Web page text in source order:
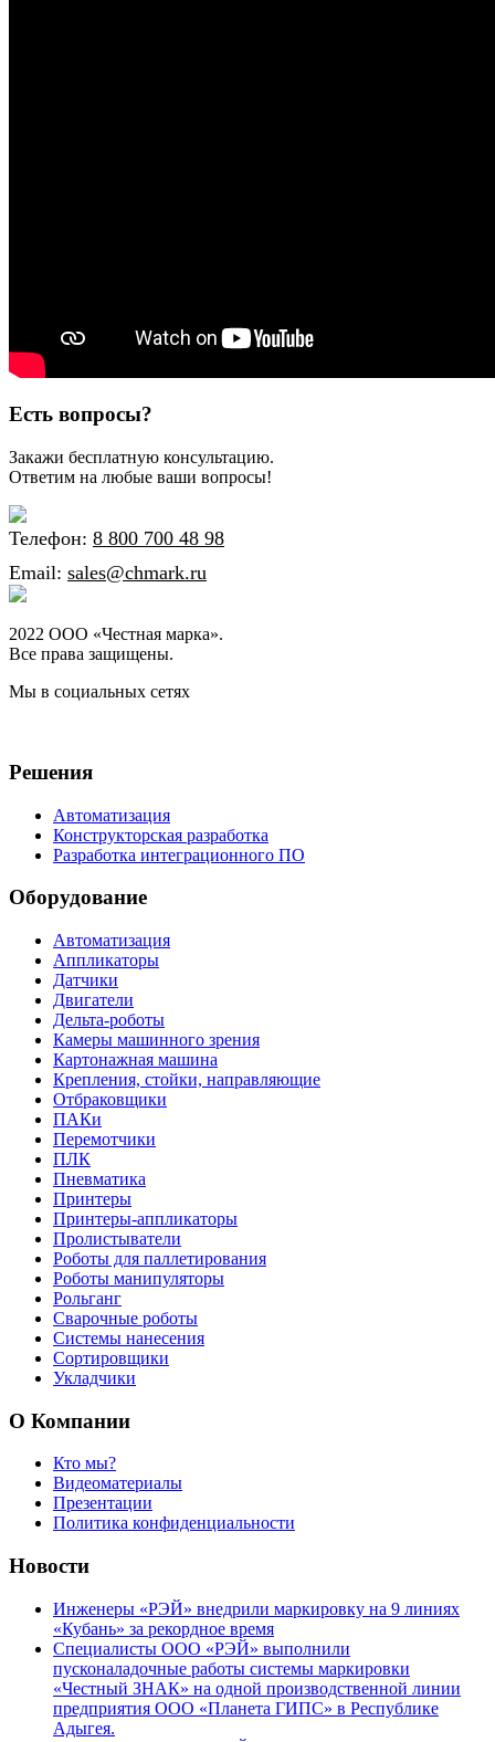
Есть вопросы?
Закажи бесплатную консультацию.
Ответим на любые ваши вопросы!
Телефон: 8 800 700 48 98
Email: sales@chmark.ru
2022 ООО «Честная марка».
Все права защищены.
Мы в социальных сетях
Решения
Автоматизация
Конструкторская разработка
Разработка интеграционного ПО
Оборудование
Автоматизация
Аппликаторы
Датчики
Двигатели
Дельта-роботы
Камеры машинного зрения
Картонажная машина
Крепления, стойки, направляющие
Отбраковщики
ПАКи
Перемотчики
ПЛК
Пневматика
Принтеры
Принтеры-аппликаторы
Пролистыватели
Роботы для паллетирования
Роботы манипуляторы
Рольганг
Сварочные роботы
Системы нанесения
Сортировщики
Укладчики
О Компании
Кто мы?
Видеоматериалы
Презентации
Политика конфиденциальности
Новости
Инженеры «РЭЙ» внедрили маркировку на 9 линиях
«Кубань» за рекордное время
Специалисты ООО «РЭЙ» выполнили
пусконаладочные работы системы маркировки
«Честный ЗНАК» на одной производственной линии
предприятия ООО «Планета ГИПС» в Республике
Адыгея.